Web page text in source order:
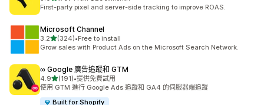
共有 79 則評價
First-party pixel and server-side tracking to improve ROAS.
Microsoft Channel
3.2滿分 5 顆星
(324)
共有 324 則評價
•Free to install
Grow sales with Product Ads on the Microsoft Search Network.
∞ Google 廣告追蹤和 GTM
4.9滿分 5 顆星
(191)
共有 191 則評價
•提供免費試用
使用 GTM 進行 Google Ads 追蹤和 GA4 的伺服器端追蹤
Built for Shopify